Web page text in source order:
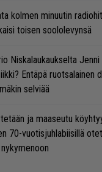
kolmen minuutin
toisen soololevynsä
Niskalaukaukselta Jenni
Entäpä ruotsalainen
selviää
ja maaseutu
70-vuotisjuhlabiisillä